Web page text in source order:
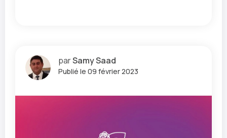
parSamy Saad
Publié le 09 février 2023